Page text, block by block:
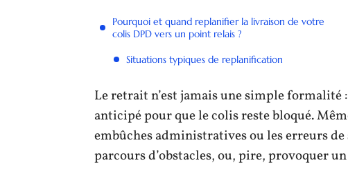
Pourquoi et quand replanifier la livraison de votre
colis DPD vers un point relais ?
Situations typiques de replanification
Le retrait n’est jamais une simple
anticipé pour que le colis reste bloqué.
embûches administratives ou les erreurs
parcours d’obstacles, ou, pire, provoquer